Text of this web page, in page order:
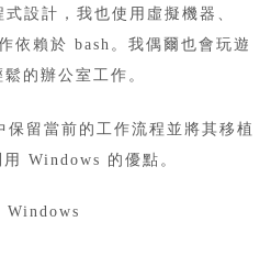
設計，我也使用虛擬機器、
依賴於 bash。我偶爾也會玩遊
的辦公室工作。
留當前的工作流程並將其移植
Windows 的優點。